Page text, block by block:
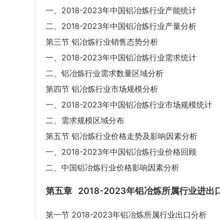
一、2018-2023年中国铝冶炼行业产能统计
二、2018-2023年中国铝冶炼行业产量分析
第三节 铝冶炼行业销售态势分析
一、2018-2023年中国铝冶炼行业需求统计
二、铝冶炼行业需求数量区域分析
第四节 铝冶炼行业市场规模分析
一、2018-2023年中国铝冶炼行业市场规模统计
二、需求规模区域分布
第五节 铝冶炼行业价格走势及影响因素分析
一、2018-2023年中国铝冶炼行业价格回顾
二、中国铝冶炼行业价格影响因素分析
第五章 2018-2023年铝冶炼所属行业进出
第一节 2018-2023年铝冶炼所属行业出口分析